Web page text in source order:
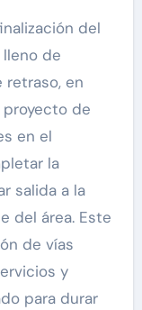
del
de
retraso, en
de
en el
la
salida a la
del área. Este
de vías
y
para durar